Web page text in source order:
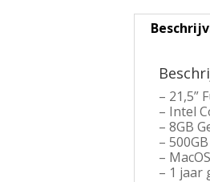
– 21,5”
– Intel
– 8GB
–
–
– 1 jaar